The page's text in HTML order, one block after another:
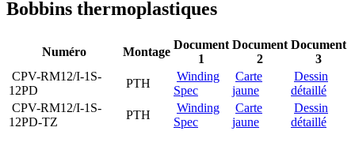
Bobbins thermoplastiques
Numéro Montage
Document
1
Document
2
Document
3
CPV-RM12/I-1S-
12PD
PTH
Winding
Spec
Carte
jaune
Dessin
détaillé
CPV-RM12/I-1S-
12PD-TZ
PTH
Winding
Spec
Carte
jaune
Dessin
détaillé